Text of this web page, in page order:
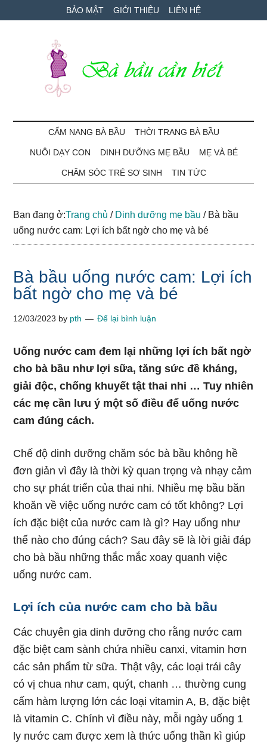
to
to
qua
BẢO MẬT GIỚI THIỆU LIÊN HỆ
Bà
Bầu
Cần
Biết
bé
CẨM NANG BÀ BẦU THỜI TRANG BÀ BẦU
NUÔI DẠY CON DINH DƯỠNG MẸ BẦU MẸ VÀ BÉ
CHĂM SÓC TRẺ SƠ SINH TIN TỨC
Bạn đang ở:Trang chủ / Dinh dưỡng mẹ bầu /Bà bầu
uống nước cam: Lợi ích bất ngờ cho mẹ và bé
Bà bầu uống nước cam: Lợi ích
bất ngờ cho mẹ và bé
12/03/2023 by pth Để lại bình luận
Uống nước cam đem lại những lợi ích bất ngờ
cho bà bầu như lợi sữa, tăng sức đề kháng,
giải độc, chống khuyết tật thai nhi … Tuy nhiên
các mẹ cần lưu ý một số điều để uống nước
cam đúng cách.
Chế độ dinh dưỡng chăm sóc bà bầu không hề
đơn giản vì đây là thời kỳ quan trọng và nhạy cảm
cho sự phát triển của thai nhi. Nhiều mẹ bầu băn
khoăn về việc uống nước cam có tốt không? Lợi
ích đặc biệt của nước cam là gì? Hay uống như
thế nào cho đúng cách? Sau đây sẽ là lời giải đáp
cho bà bầu những thắc mắc xoay quanh việc
uống nước cam.
Lợi ích của nước cam cho bà bầu
Các chuyên gia dinh dưỡng cho rằng nước cam
đặc biệt cam sành chứa nhiều canxi, vitamin hơn
các sản phẩm từ sữa. Thật vậy, các loại trái cây
có vị chua như cam, quýt, chanh … thường cung
cấm hàm lượng lớn các loại vitamin A, B, đặc biệt
là vitamin C. Chính vì điều này, mỗi ngày uống 1
ly nước cam được xem là thức uống thần kì giúp